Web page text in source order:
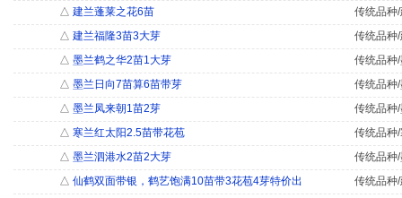
△ 建兰蓬莱之花6苗
传统品种
△ 建兰福隆3苗3大芽
传统品种
△ 墨兰鹤之华2苗1大芽
传统品种
△ 墨兰日向7苗算6苗带芽
传统品种
△ 墨兰凤来朝1苗2芽
传统品种
△ 寒兰红太阳2.5苗带花苞
传统品种
△ 墨兰泗港水2苗2大芽
传统品种
△ 仙鹤双面带银，鹤艺饱满10苗带3花苞4芽特价出
传统品种